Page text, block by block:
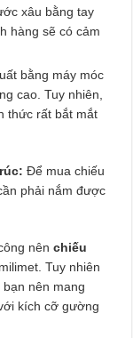
xâu bằng tay
hàng sẽ có cảm
bằng máy móc
cao. Tuy nhiên,
thức rất bắt mắt
Để mua chiếu
phải nắm được
nên chiếu
Tuy nhiên
nên mang
kích cỡ gường